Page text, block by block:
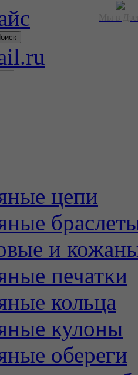
цепи
и
печатки
кольца
кулоны
обереги